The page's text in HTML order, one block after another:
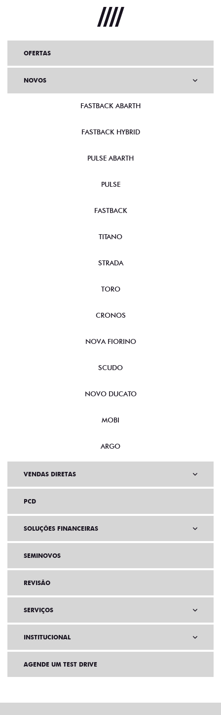
OFERTAS
NOVOS
FASTBACK ABARTH
FASTBACK HYBRID
PULSE ABARTH
PULSE
FASTBACK
TITANO
STRADA
TORO
CRONOS
NOVA FIORINO
SCUDO
NOVO DUCATO
MOBI
ARGO
VENDAS DIRETAS
PCD
SOLUÇÕES FINANCEIRAS
SEMINOVOS
REVISÃO
SERVIÇOS
INSTITUCIONAL
AGENDE UM TEST DRIVE